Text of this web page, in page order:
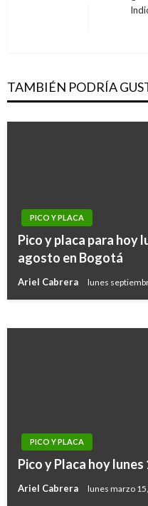
TAMBIÉN PODRÍA
PICO Y PLACA
Pico y placa para hoy
agosto en Bogotá
Ariel Cabrera lunes
Pico y placa para este
PICO Y PLACA
Pico y Placa hoy
Ariel Cabrera lunes marzo